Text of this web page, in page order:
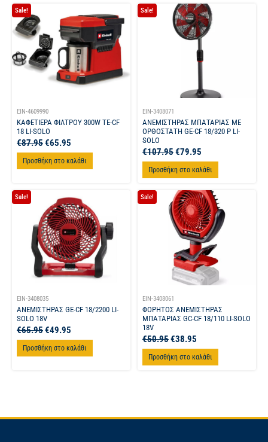
Sale!
EIN-4609990
ΚΑΦΕΤΙΕΡΑ ΦΙΛΤΡΟΥ 300W TE-CF
18 LI-SOLO
€87.95€65.95
Προσθήκη στο καλάθι
Sale!
EIN-3408071
ΑΝΕΜΙΣΤΗΡΑΣ ΜΠΑΤΑΡΙΑΣ ΜΕ
ΟΡΘΟΣΤΑΤΗ GE-CF 18/320 P LI-
SOLO
€107.95€79.95
Προσθήκη στο καλάθι
Sale!
EIN-3408035
ΑΝΕΜΙΣΤΗΡΑΣ GE-CF 18/2200 LI-
SOLO 18V
€65.95€49.95
Προσθήκη στο καλάθι
Sale!
EIN-3408061
ΦΟΡΗΤΟΣ ΑΝΕΜΙΣΤΗΡΑΣ
ΜΠΑΤΑΡΙΑΣ GC-CF 18/110 LI-SOLO
18V
€50.95€38.95
Προσθήκη στο καλάθι